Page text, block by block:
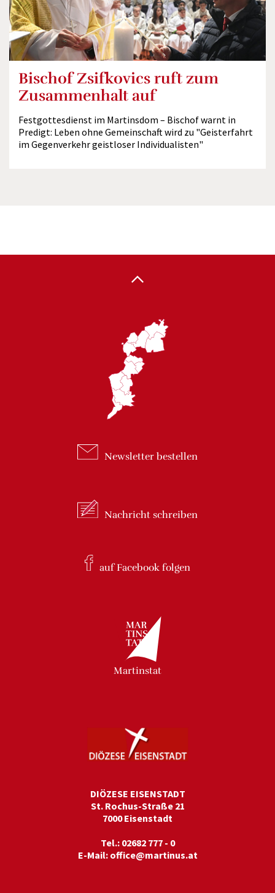
Bischof Zsifkovics ruft zum
Zusammenhalt auf
Festgottesdienst im Martinsdom – Bischof warnt in
Predigt: Leben ohne Gemeinschaft wird zu "Geisterfahrt
im Gegenverkehr geistloser Individualisten"
Newsletter bestellen
Nachricht schreiben
auf Facebookfolgen
Martinstat
DIÖZESE EISENSTADT
St. Rochus-Straße 21
7000 Eisenstadt
Tel.: 02682 777 - 0
E-Mail: office@martinus.at